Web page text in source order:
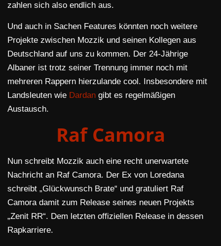
zahlen sich also endlich aus.
Und auch in Sachen Features könnten noch weitere
Projekte zwischen Mozzik und seinen Kollegen aus
Deutschland auf uns zu kommen. Der 24-Jährige
Albaner ist trotz seiner Trennung immer noch mit
mehreren Rappern hierzulande cool. Insbesondere mit
Landsleuten wie Dardan gibt es regelmäßigen
Austausch.
Raf Camora
Nun schreibt Mozzik auch eine recht unerwartete
Nachricht an Raf Camora. Der Ex von Loredana
schreibt „Glückwunsch Brate“ und gratuliert Raf
Camora damit zum Release seines neuen Projekts
„Zenit RR“. Dem letzten offiziellen Release in dessen
Rapkarriere.